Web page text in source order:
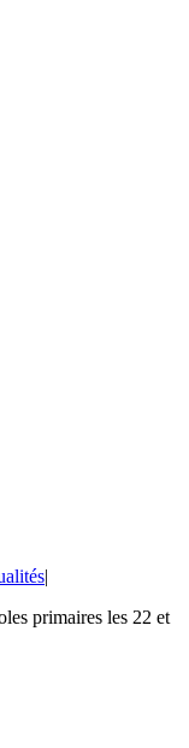
|
primaires les 22 et